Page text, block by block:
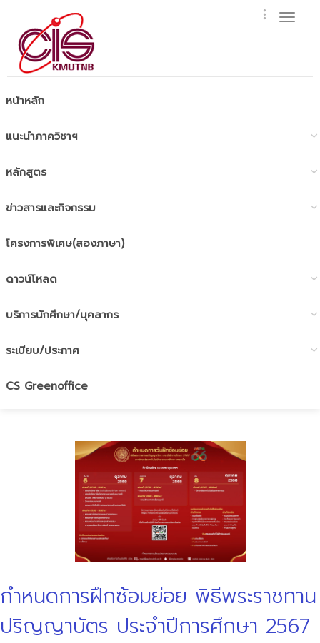
หน้าหลัก
แนะนำภาควิชาฯ
หลักสูตร
ข่าวสารและกิจกรรม
โครงการพิเศษ(สองภาษา)
ดาวน์โหลด
บริการนักศึกษา/บุคลากร
ระเบียบ/ประกาศ
CS Greenoffice
กำหนดการฝึกซ้อมย่อย พิธีพระราชทาน
ปริญญาบัตร ประจำปีการศึกษา 2567